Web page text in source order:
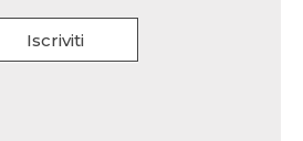
Iscriviti